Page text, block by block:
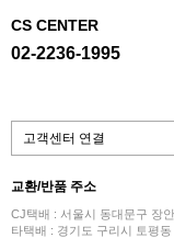
CS CENTER
02-2236-1995
고객센터 연결
교환/반품 주소
CJ택배 : 서울시 동대문구 장
타택배 : 경기도 구리시 토평